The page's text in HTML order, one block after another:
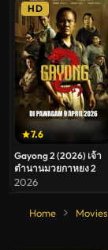
7.6
HD
Gayong 2 (2026) เจ้า
ตำนานมวยกาหยง 2
2026
Home Movies